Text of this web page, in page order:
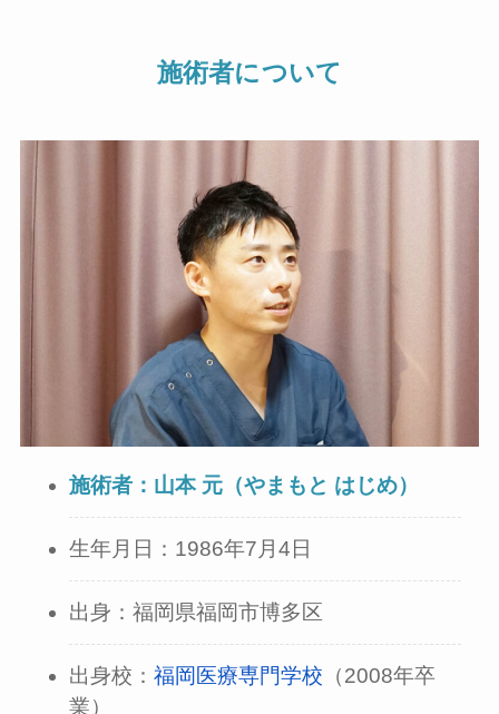
施術者について
施術者：山本 元（やまもと はじめ）
生年月日：1986年7月4日
出身：福岡県福岡市博多区
出身校：福岡医療専門学校 （2008年卒
業）